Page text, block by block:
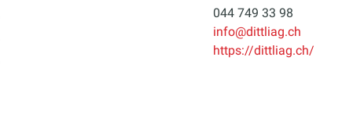
044 749 33 98
info@dittliag.ch
https://dittliag.ch/